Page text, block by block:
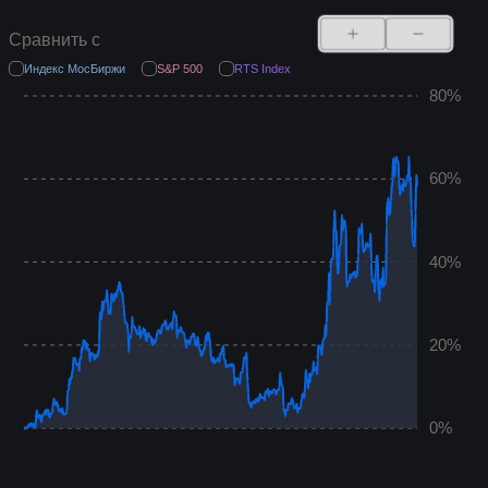
Сравнить с
Индекс МосБиржи S&P 500 RTS Index
80%
60%
40%
20%
0%